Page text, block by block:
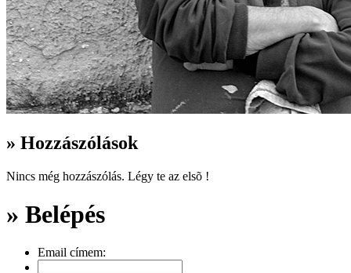
» Hozzászólások
Nincs még hozzászólás. Légy te az elsõ !
» Belépés
Email címem: